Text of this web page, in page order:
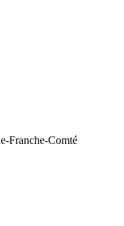
Franche-Comté